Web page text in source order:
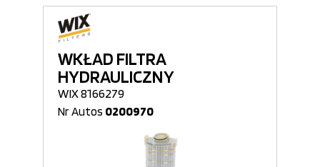
WKŁAD FILTRA
HYDRAULICZNY
WIX 8166279
Nr Autos 0200970